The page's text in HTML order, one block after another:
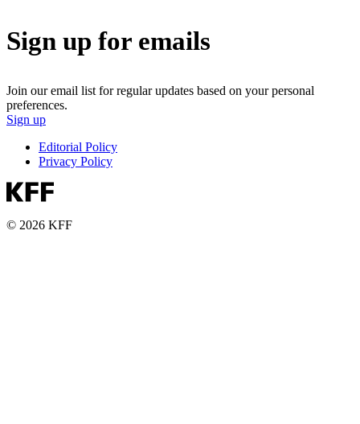
Sign up for emails
Join our email list for regular updates based on your personal
preferences.
Sign up
Editorial Policy
Privacy Policy
© 2026 KFF